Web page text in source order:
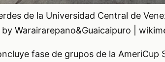
de la Universidad Central de
Warairarepano&Guaicaipuro |
fase de grupos de la AmeriCup